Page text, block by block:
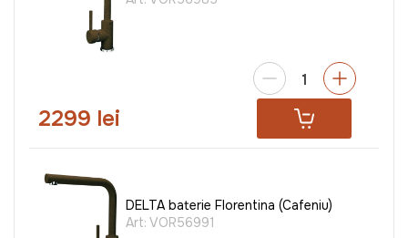
2299 lei
DELTA baterie Florentina (Cafeniu)
Art: VOR56991